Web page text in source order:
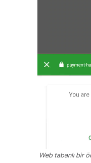
Web tabanlı bir